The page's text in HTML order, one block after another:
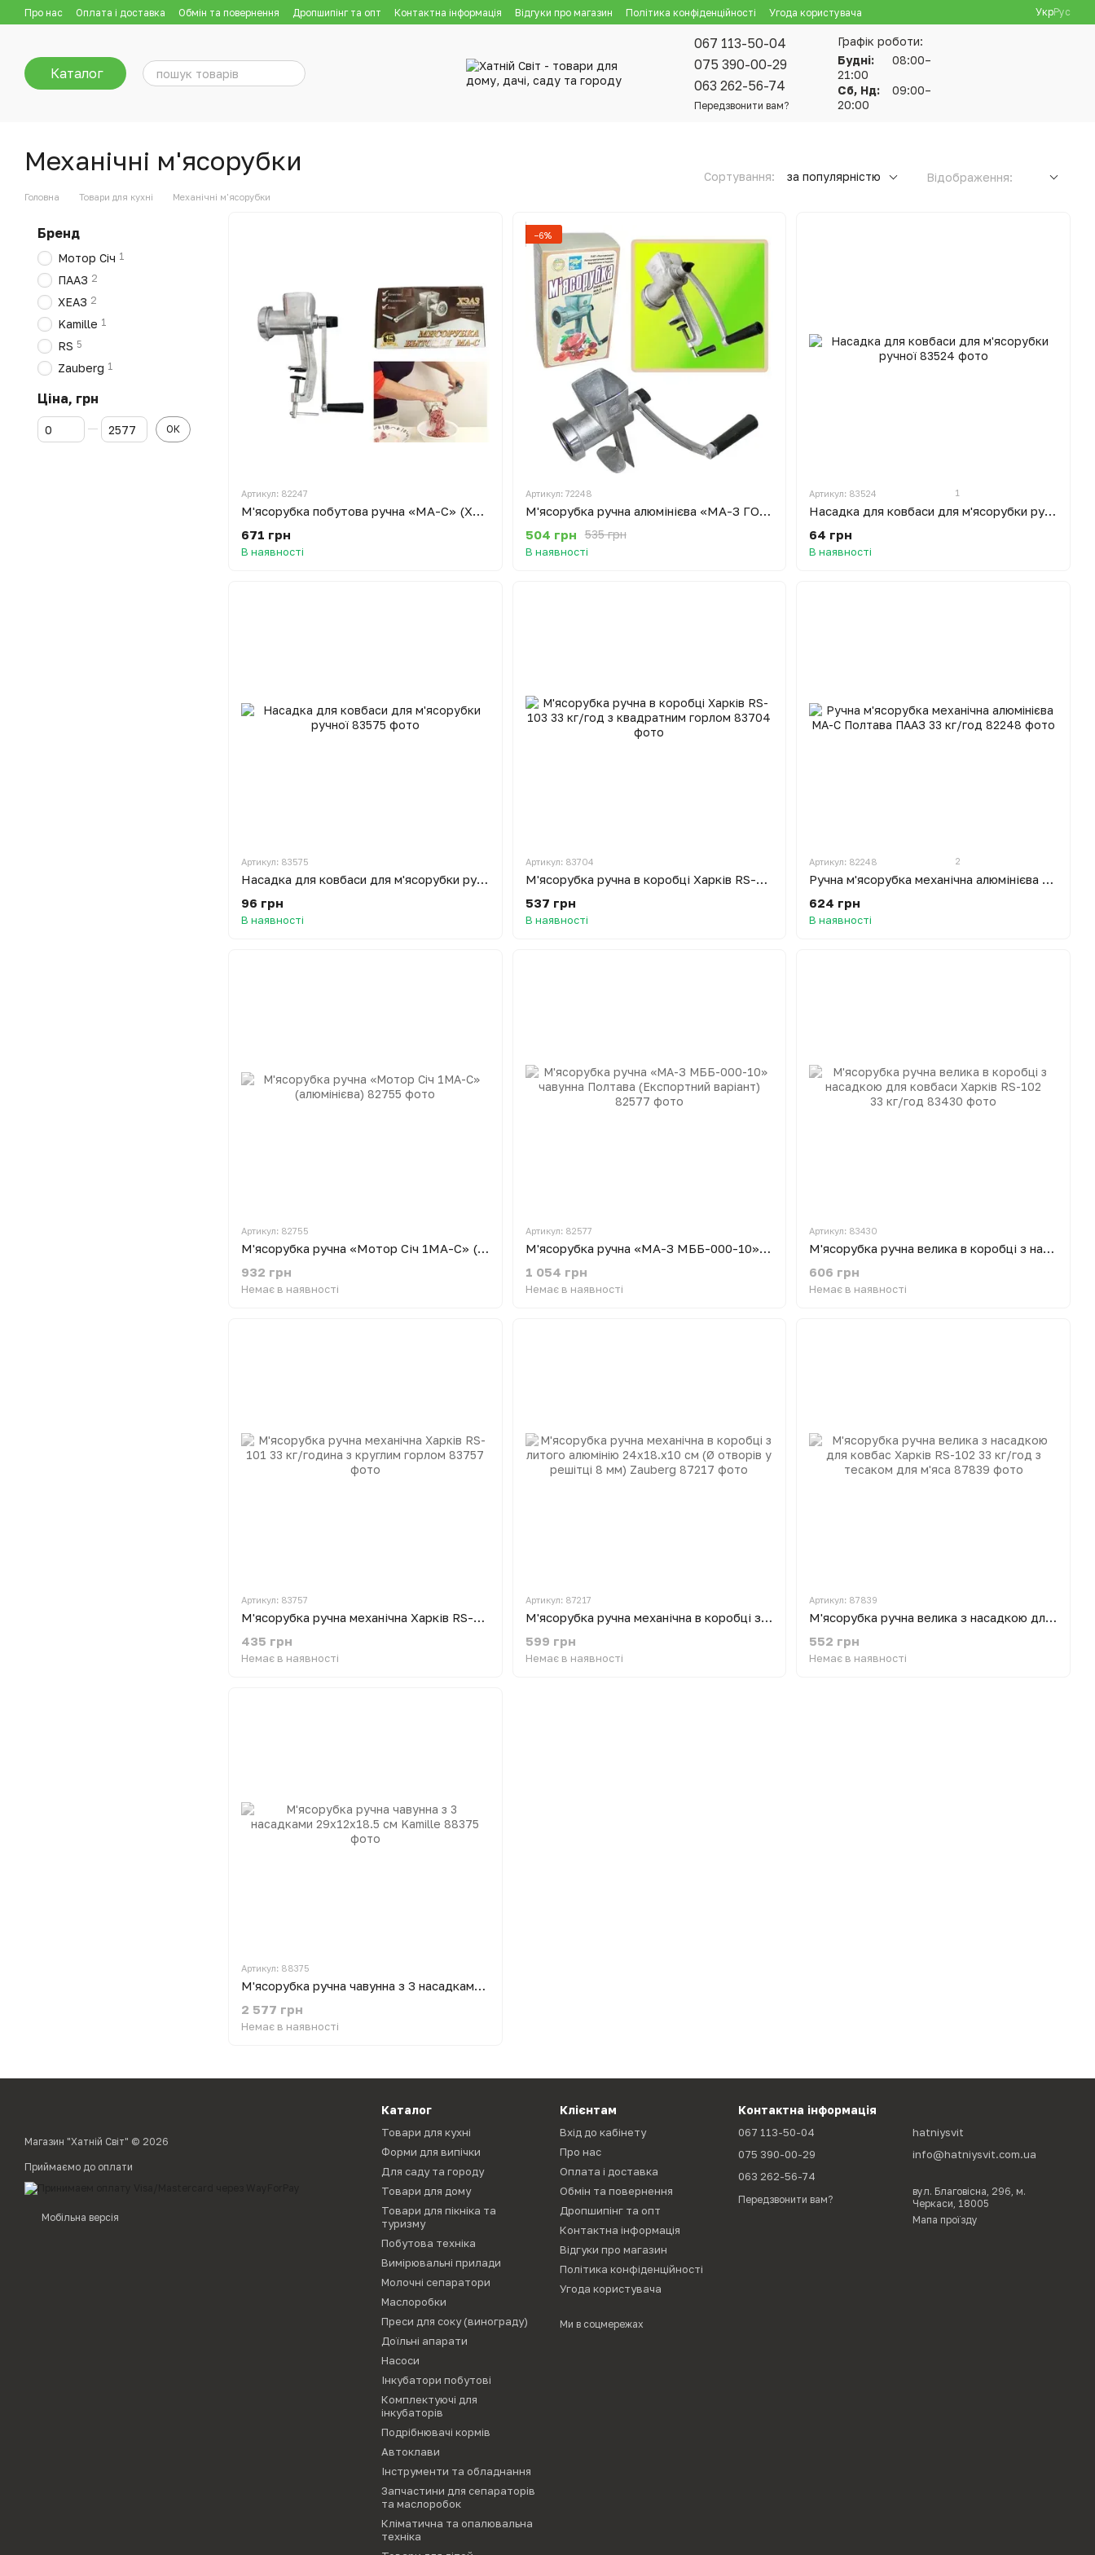
Перейти до основного контенту
Про нас Оплата і доставка Обмін та повернення Дропшипінг та опт Контактна інформація Відгуки про магазин Політика конфіденційності Угода користувача УкрРус
Каталог
067 113-50-04
075 390-00-29
063 262-56-74
Передзвонити вам?
Графік роботи:
Будні:
08:00–
21:00
Сб, Нд:
09:00–
20:00
Механічні м'ясорубки
Головна Товари для кухні Механічні м'ясорубки
Сортування: за популярністю Відображення:
Артикул: 82247
М'ясорубка побутова ручна «МА-С» (Харків ХЕАЗ) 33 кг/год
671 грн
В наявності
−6%
Артикул: 72248
М'ясорубка ручна алюмінієва «МА-З ГОСТ 4025-83» (Полтава)
535 грн
504 грн
В наявності
Артикул: 83524 1
Насадка для ковбаси для м'ясорубки ручної
64 грн
В наявності
Артикул: 83575
Насадка для ковбаси для м'ясорубки ручної
96 грн
В наявності
Артикул: 83704
М'ясорубка ручна в коробці Харків RS-103 33 кг/год з квадратним горлом
537 грн
В наявності
Артикул: 82248 2
Ручна м'ясорубка механічна алюмінієва МА-С Полтава ПААЗ 33 кг/год
624 грн
В наявності
Артикул: 82755
М'ясорубка ручна «Мотор Січ 1МА-С» (алюмінієва)
932 грн
Немає в наявності
Артикул: 82577
М'ясорубка ручна «МА-З МББ-000-10» чавунна Полтава (Експортний варіант)
1 054 грн
Немає в наявності
Артикул: 83430
М'ясорубка ручна велика в коробці з насадкою для ковбаси Харків RS-102 33 кг/год
606 грн
Немає в наявності
Артикул: 83757
М'ясорубка ручна механічна Харків RS-101 33 кг/година з круглим горлом
435 грн
Немає в наявності
Артикул: 87217
М'ясорубка ручна механічна в коробці з литого алюмінію 24х18.х10 см (Ø отворів у решітці 8 мм) Zauberg
599 грн
Немає в наявності
Артикул: 87839
М'ясорубка ручна велика з насадкою для ковбас Харків RS-102 33 кг/год з тесаком для м'яса
552 грн
Немає в наявності
Артикул: 88375
М'ясорубка ручна чавунна з 3 насадками 29х12х18.5 см Kamille
2 577 грн
Немає в наявності
Бренд
Мотор Січ 1
ПААЗ 2
ХЕАЗ 2
Kamille 1
RS 5
Zauberg 1
Ціна, грн
Від Ціна, грн
До Ціна, грн ОК
Магазин "Хатній Світ" © 2026
Приймаємо до оплати
Мобільна версія
Каталог
Товари для кухні
Форми для випічки
Для саду та городу
Товари для дому
Товари для пікніка та
туризму
Побутова техніка
Вимірювальні прилади
Молочні сепаратори
Маслоробки
Преси для соку (винограду)
Доїльні апарати
Насоси
Інкубатори побутові
Комплектуючі для
інкубаторів
Подрібнювачі кормів
Автоклави
Інструменти та обладнання
Запчастини для сепараторів
та маслоробок
Кліматична та опалювальна
техніка
Клієнтам
Вхід до кабінету
Про нас
Оплата і доставка
Обмін та повернення
Дропшипінг та опт
Контактна інформація
Відгуки про магазин
Політика конфіденційності
Угода користувача
Ми в соцмережах
Контактна інформація
067 113-50-04
075 390-00-29
063 262-56-74
Передзвонити вам?
hatniysvit
info@hatniysvit.com.ua
вул. Благовісна, 296, м.
Черкаси, 18005
Мапа проїзду